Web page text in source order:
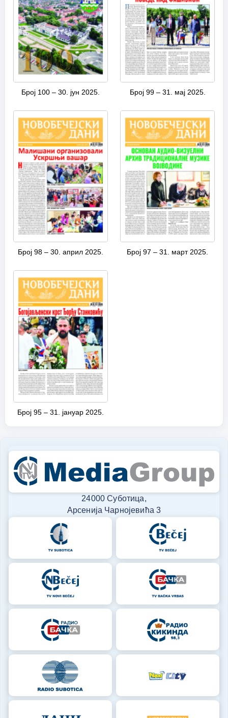
Број 100 – 30. јун 2025. Број 99 – 31. мај 2025.
Број 98 – 30. април 2025. Број 97 – 31. март 2025.
Број 95 – 31. јануар 2025.
24000 Суботица,
Арсенија Чарнојевића 3